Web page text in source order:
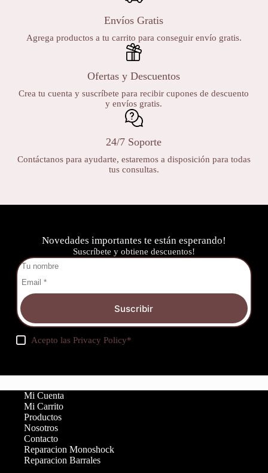
Envíos Gratis
Agrega productos a tu carrito para conseguir envío gratis.
Ofertas y Descuentos
Crea tu cuenta y suscríbete para recibir cupones de descuento
y envíos gratis.
24/7 Soporte
Contáctanos para ayudarte, estaremos a disposición para todas
tus consultas.
Novedades importantes te están esperando!
Suscríbete y obtiene descuentos!
Suscribir
Acepto lasPrivacy Policy*
Mi Cuenta
Mi Carrito
Productos
Nosotros
Contacto
Reparacion Monoshock
Reparacion Barrales